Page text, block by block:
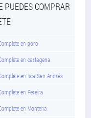
PUEDES COMPRAR
en poro
en cartagena
en Isla San Andrés
en Pereira
en Monteria